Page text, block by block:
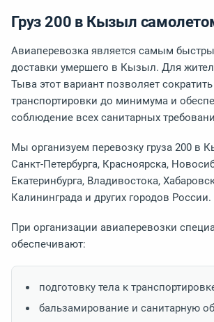
Груз 200 в Кызыл
Авиаперевозка является самым
доставки умершего в Кызыл. Для
Тыва этот вариант позволяет
транспортировки до минимума и
соблюдение всех санитарных
Мы организуем перевозку груза 200 в
Санкт-Петербурга, Красноярска,
Екатеринбурга, Владивостока,
Калининграда и других городов России.
При организации авиаперевозки
обеспечивают:
подготовку тела к
бальзамирование и санитарную